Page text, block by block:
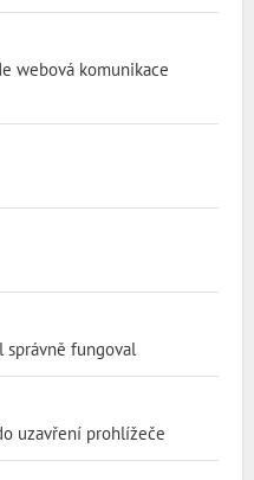
webová komunikace
správně fungoval
uzavření prohlížeče